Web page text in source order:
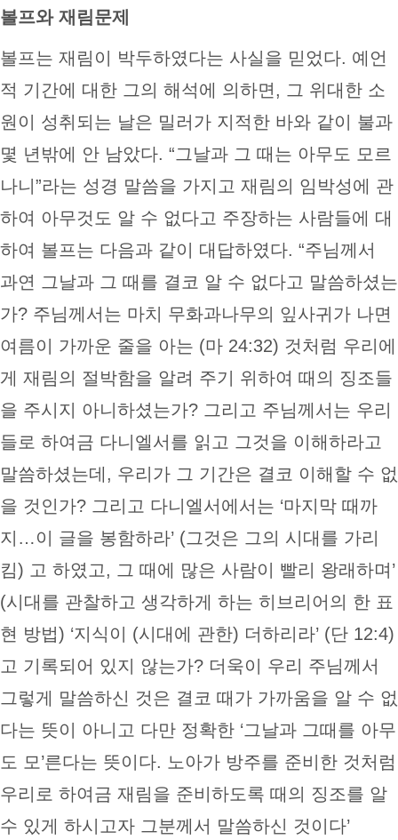
볼프와 재림문제
볼프는 재림이 박두하였다는 사실을 믿었다. 예언
적 기간에 대한 그의 해석에 의하면, 그 위대한 소
원이 성취되는 날은 밀러가 지적한 바와 같이 불과
몇 년밖에 안 남았다. “그날과 그 때는 아무도 모르
나니”라는 성경 말씀을 가지고 재림의 임박성에 관
하여 아무것도 알 수 없다고 주장하는 사람들에 대
하여 볼프는 다음과 같이 대답하였다. “주님께서
과연 그날과 그 때를 결코 알 수 없다고 말씀하셨는
가? 주님께서는 마치 무화과나무의 잎사귀가 나면
여름이 가까운 줄을 아는 (마 24:32) 것처럼 우리에
게 재림의 절박함을 알려 주기 위하여 때의 징조들
을 주시지 아니하셨는가? 그리고 주님께서는 우리
들로 하여금 다니엘서를 읽고 그것을 이해하라고
말씀하셨는데, 우리가 그 기간은 결코 이해할 수 없
을 것인가? 그리고 다니엘서에서는 ‘마지막 때까
지…이 글을 봉함하라’ (그것은 그의 시대를 가리
킴) 고 하였고, 그 때에 많은 사람이 빨리 왕래하며’
(시대를 관찰하고 생각하게 하는 히브리어의 한 표
현 방법) ‘지식이 (시대에 관한) 더하리라’ (단 12:4)
고 기록되어 있지 않는가? 더욱이 우리 주님께서
그렇게 말씀하신 것은 결코 때가 가까움을 알 수 없
다는 뜻이 아니고 다만 정확한 ‘그날과 그때를 아무
도 모’른다는 뜻이다. 노아가 방주를 준비한 것처럼
우리로 하여금 재림을 준비하도록 때의 징조를 알
수 있게 하시고자 그분께서 말씀하신 것이다’